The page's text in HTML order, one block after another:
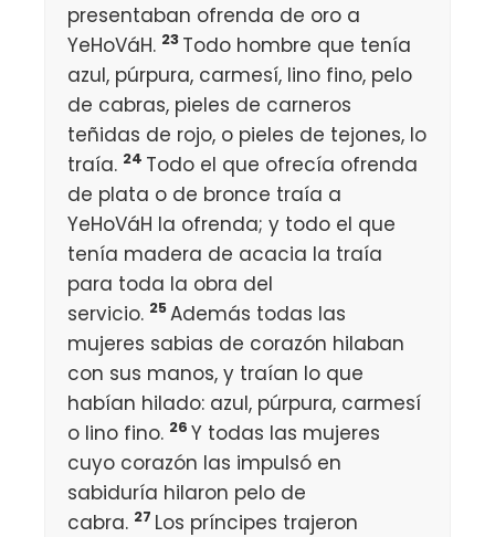
presentaban ofrenda de oro a
YeHoVáH. 23 Todo hombre que tenía
azul, púrpura, carmesí, lino fino, pelo
de cabras, pieles de carneros
teñidas de rojo, o pieles de tejones, lo
traía. 24 Todo el que ofrecía ofrenda
de plata o de bronce traía a
YeHoVáH la ofrenda; y todo el que
tenía madera de acacia la traía
para toda la obra del
servicio. 25Además todas las
mujeres sabias de corazón hilaban
con sus manos, y traían lo que
habían hilado: azul, púrpura, carmesí
o lino fino. 26 Y todas las mujeres
cuyo corazón las impulsó en
sabiduría hilaron pelo de
cabra. 27 Los príncipes trajeron